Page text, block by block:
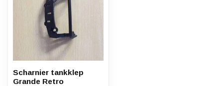
Scharnier tankklep
Grande Retro